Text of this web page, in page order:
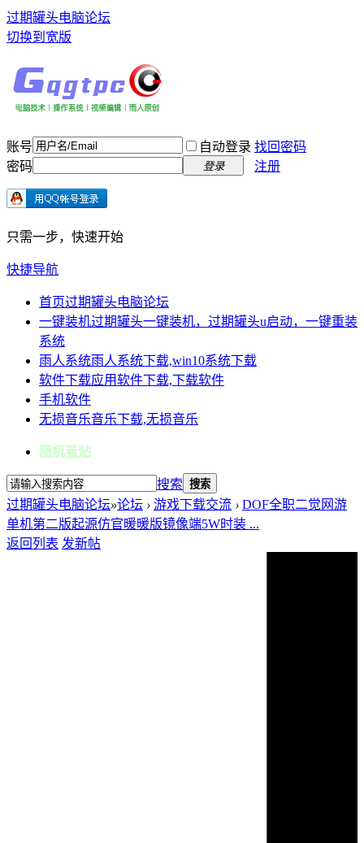
过期罐头电脑论坛
切换到宽版
账号 自动登录 找回密码
密码
登录 注册
只需一步，快速开始
快捷导航
首页过期罐头电脑论坛
一键装机过期罐头一键装机，过期罐头u启动，一键重装
系统
雨人系统雨人系统下载,win10系统下载
软件下载应用软件下载,下载软件
手机软件
无损音乐音乐下载,无损音乐
随机看贴
搜索 搜索
过期罐头电脑论坛»论坛 › 游戏下载交流 › DOF全职二觉网游
单机第二版起源仿官暖暖版镜像端5W时装 ...
返回列表 发新帖